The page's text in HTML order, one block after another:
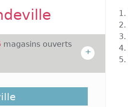
magasins ouverts
+
du Calvados. Elle est
par près de 10 000
1.
2.
3.
4.
5.